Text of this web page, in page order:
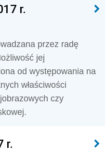
r.
przez radę
jej
od występowania na
właściwości
czy
r.